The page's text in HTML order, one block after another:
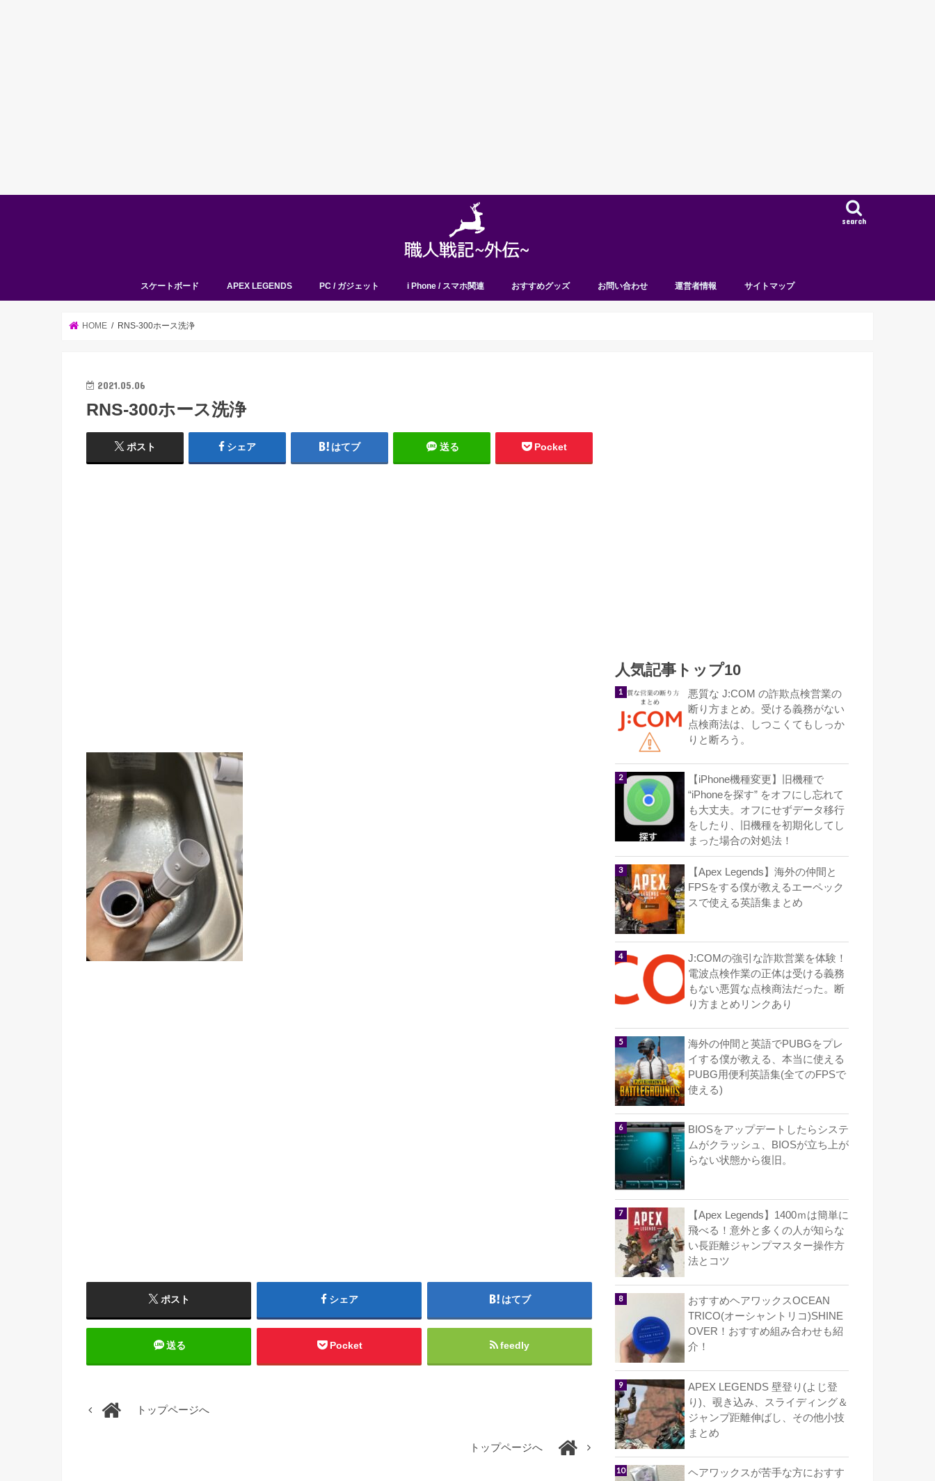
search
スケートボード APEX LEGENDS PC / ガジェット i Phone / スマホ関連 おすすめグッズ お問い合わせ 運営者情報 サイトマップ
HOME RNS-300ホース洗浄
2021.05.06
RNS-300ホース洗浄
ポスト シェア はてブ 送る Pocket
ポスト シェア はてブ
送る Pocket feedly
トップページへ
トップページへ
人気記事トップ10
悪質な J:COM の詐欺点検営業の
断り方まとめ。受ける義務がない
点検商法は、しつこくてもしっか
りと断ろう。
【iPhone機種変更】旧機種で
“iPhoneを探す” をオフにし忘れて
も大丈夫。オフにせずデータ移行
をしたり、旧機種を初期化してし
まった場合の対処法！
【Apex Legends】海外の仲間と
FPSをする僕が教えるエーペック
スで使える英語集まとめ
J:COMの強引な詐欺営業を体験！
電波点検作業の正体は受ける義務
もない悪質な点検商法だった。断
り方まとめリンクあり
海外の仲間と英語でPUBGをプレ
イする僕が教える、本当に使える
PUBG用便利英語集(全てのFPSで
使える)
BIOSをアップデートしたらシステ
ムがクラッシュ、BIOSが立ち上が
らない状態から復旧。
【Apex Legends】1400ｍは簡単に
飛べる！意外と多くの人が知らな
い長距離ジャンプマスター操作方
法とコツ
おすすめヘアワックスOCEAN
TRICO(オーシャントリコ)SHINE
OVER！おすすめ組み合わせも紹
介！
APEX LEGENDS 壁登り(よじ登
り)、覗き込み、スライディング＆
ジャンプ距離伸ばし、その他小技
まとめ
ヘアワックスが苦手な方におすす